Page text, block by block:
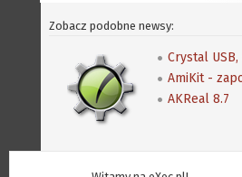
Zobacz podobne newsy:
AKReal 8.7